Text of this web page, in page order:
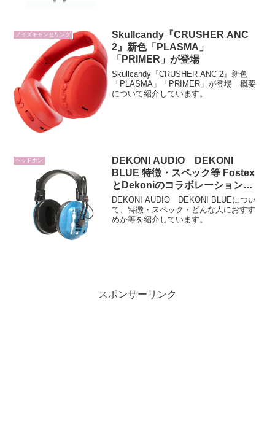
ノイズキャンセリング
Skullcandy『CRUSHER ANC
2』新色「PLASMA」
「PRIMER」が登場
Skullcandy『CRUSHER ANC 2』新色
「PLASMA」「PRIMER」が登場 概要
について紹介しています。
ヘッドホン
DEKONI AUDIO DEKONI
BLUE 特徴・スペック等 Fostex
とDekoniのコラボレーションに
よって生まれた平面駆動型ヘッド
ホン
DEKONI AUDIO DEKONI BLUEについ
て、特徴・スペック・どんな人におすす
めか等を紹介しています。
スポンサーリンク